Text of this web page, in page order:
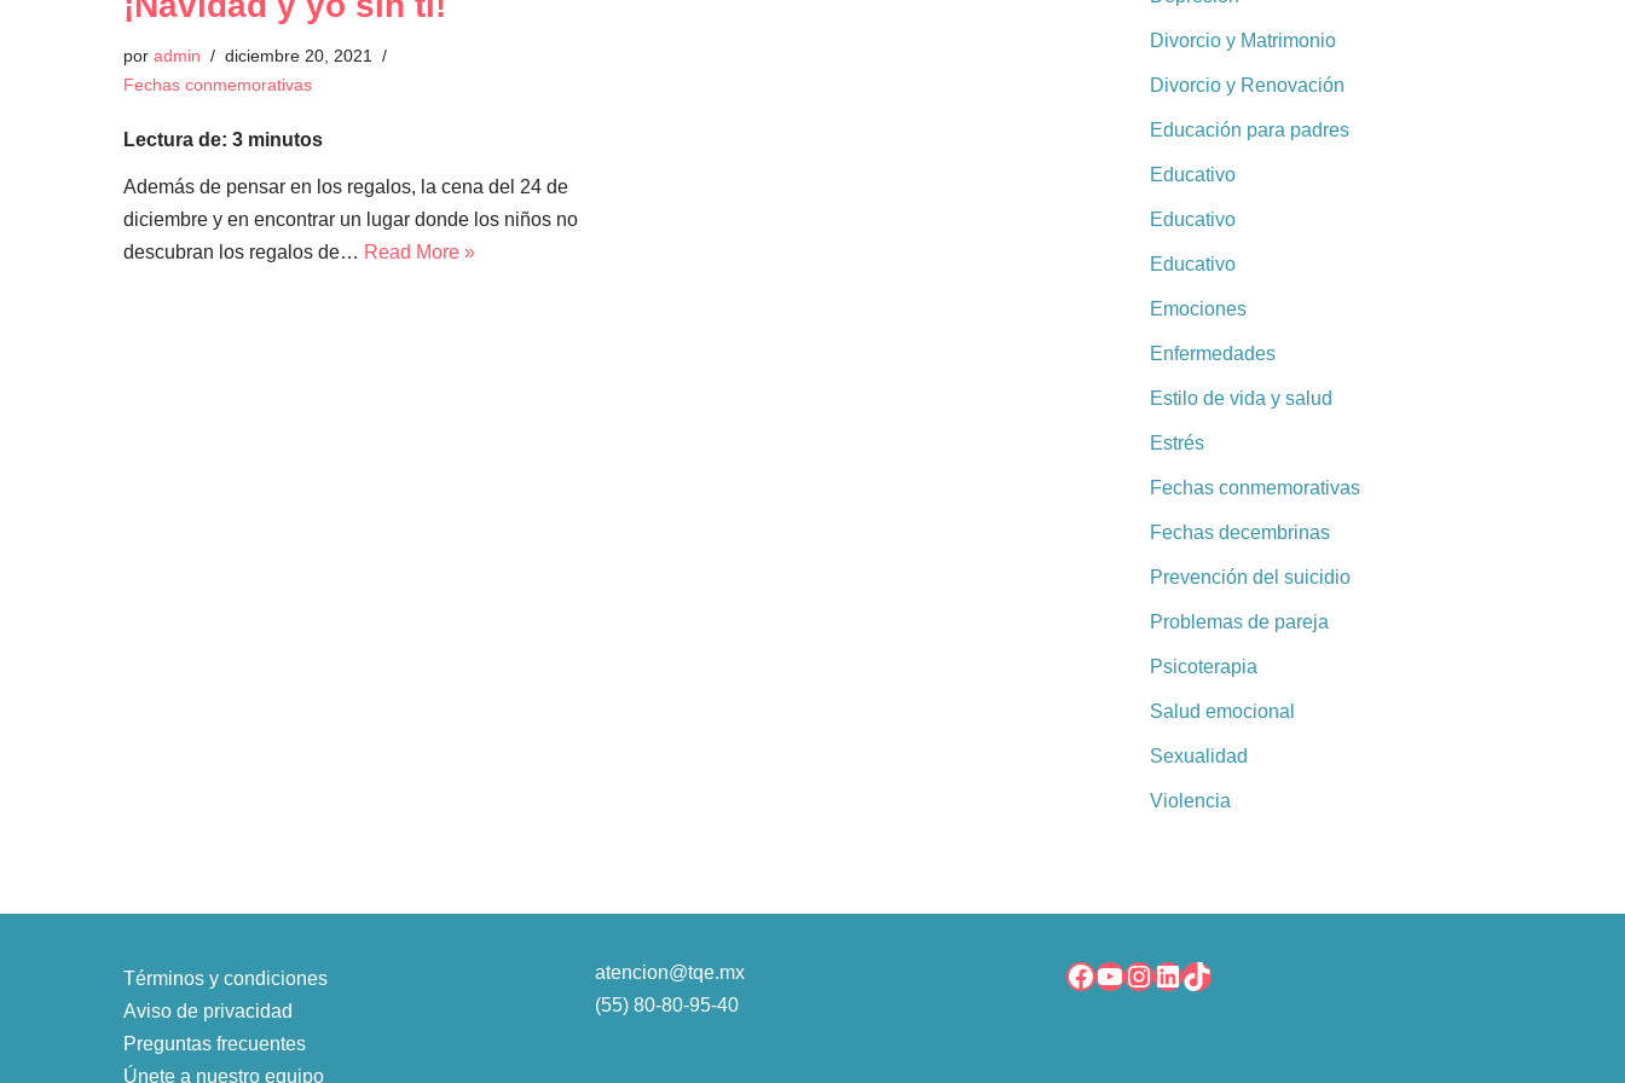
por admin
diciembre 20, 2021
Fechas conmemorativas
Lectura de: 3 minutos
Además de pensar en los regalos, la cena del 24 de
diciembre y en encontrar un lugar donde los niños no
descubran los regalos de… Read More »
Divorcio y Matrimonio
Divorcio y Renovación
Educación para padres
Educativo
Educativo
Educativo
Emociones
Enfermedades
Estilo de vida y salud
Estrés
Fechas conmemorativas
Fechas decembrinas
Prevención del suicidio
Problemas de pareja
Psicoterapia
Salud emocional
Sexualidad
Violencia
Términos y condiciones
Aviso de privacidad
Preguntas frecuentes
Únete a nuestro equipo
atencion@tqe.mx
(55) 80-80-95-40